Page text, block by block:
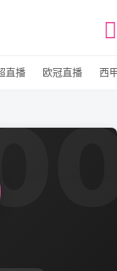
直播 欧冠直播 西